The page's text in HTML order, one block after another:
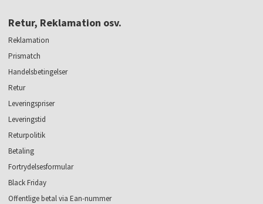
Retur, Reklamation osv.
Reklamation
Prismatch
Handelsbetingelser
Retur
Leveringspriser
Leveringstid
Returpolitik
Betaling
Fortrydelsesformular
Black Friday
Offentlige betal via Ean-nummer